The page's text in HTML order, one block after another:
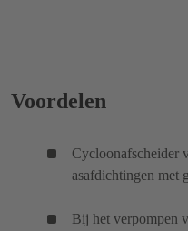
Voordelen
Cycloonafscheider
asafdichtingen met
Bij het verpompen